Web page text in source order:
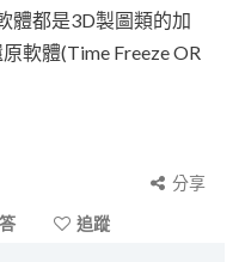
體都是3D製圖類的加
軟體(Time Freeze OR
分享
追蹤